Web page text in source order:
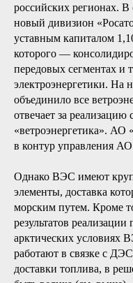
Безусловно,
источников энергии
топлива — солнечных
(ВЭС). Уже имеется
в Республике Якутия —
проекты и в других
функционировать в
дублирующие источники
основана на иных
создана дочерняя
2016 года успешно
российских регионах. В
новый дивизион
уставным капиталом
которого —
передовых сегментах и